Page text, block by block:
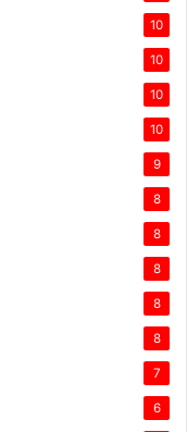
10
10
10
10
9
8
8
8
8
8
7
6